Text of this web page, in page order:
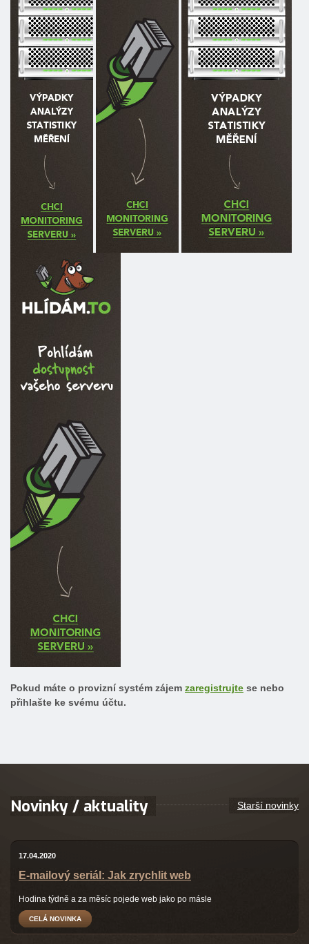
Pokud máte o provizní systém zájem zaregistrujte se nebo
přihlašte ke svému účtu.
Novinky / aktuality
17.04.2020
E-mailový seriál: Jak zrychlit web
Hodina týdně a za měsíc pojede web jako po másle
CELÁ NOVINKA
Starší novinky